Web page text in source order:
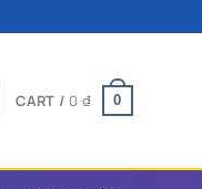
CART / 0 ₫ 0